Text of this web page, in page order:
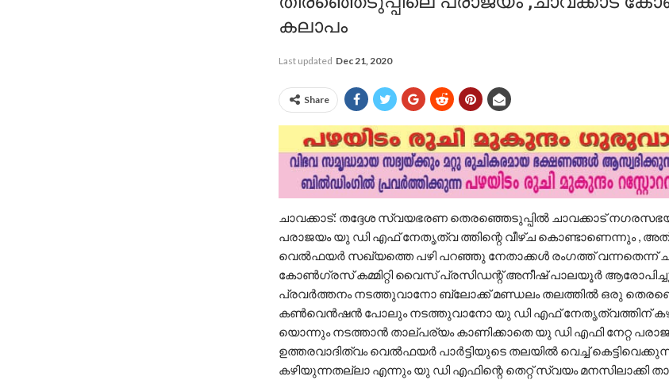
കലാപം
Last updated Dec 21, 2020
Share
ചാവക്കാട്: തദ്ദേശ സ്വയഭരണ തെരഞ്ഞെടുപ്പിൽ ചാവക്കാട്
പരാജയം യു ഡി എഫ് നേതൃത്വ ത്തിന്റെ വീഴ്ച കൊണ്ടാണെന്നും , അത്
വെൽഫയർ സഖ്യത്തെ പഴി പറഞ്ഞു നേതാക്കൾ രംഗത്ത് വന്നതെന്ന്
കോൺഗ്രസ്‌ കമ്മിറ്റി വൈസ് പ്രസിഡന്റ്‌ അനീഷ്‌ പാലയൂർ ആരോപിച്ചു .
പ്രവർത്തനം നടത്തുവാനോ ബ്ലോക്ക്‌ മണ്ഡലം തലത്തിൽ ഒരു
കൺവെൻഷൻ പോലും നടത്തുവാനോ യു ഡി എഫ് നേതൃത്വത്തിന്
യൊന്നും നടത്താൻ താല്പര്യം കാണിക്കാതെ യു ഡി എഫി നേറ്റ
ഉത്തരവാദിത്വം വെൽഫയർ പാർട്ടിയുടെ തലയിൽ വെച്ച്
കഴിയുന്നതല്ലാ എന്നും യു ഡി എഫിന്റെ തെറ്റ് സ്വയം മനസിലാക്കി